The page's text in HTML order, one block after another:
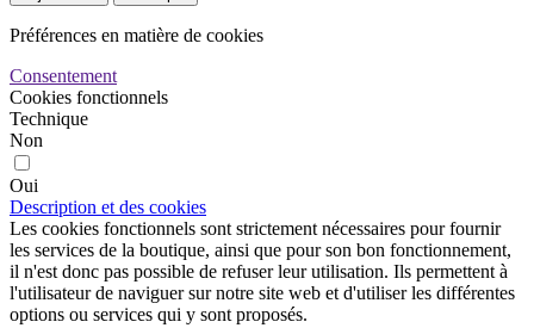
Préférences en matière de cookies
Consentement
Cookies fonctionnels
Technique
Non
Oui
Description et des cookies
Les cookies fonctionnels sont strictement nécessaires pour fournir
les services de la boutique, ainsi que pour son bon fonctionnement,
il n'est donc pas possible de refuser leur utilisation. Ils permettent à
l'utilisateur de naviguer sur notre site web et d'utiliser les différentes
options ou services qui y sont proposés.